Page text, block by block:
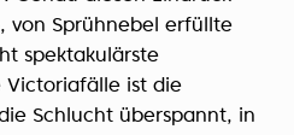
von Sprühnebel erfüllte
spektakulärste
Victoriafälle ist die
Schlucht überspannt, in